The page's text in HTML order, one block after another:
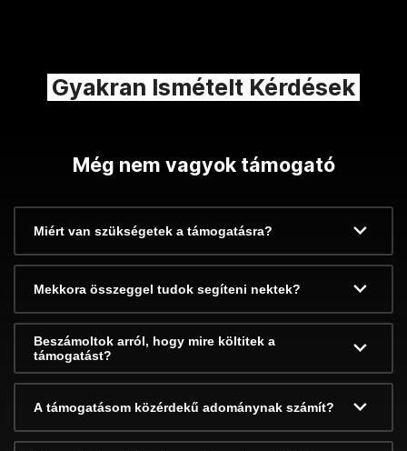
Gyakran Ismételt Kérdések
Még nem vagyok támogató
Miért van szükségetek a támogatásra?
Mekkora összeggel tudok segíteni nektek?
Beszámoltok arról, hogy mire költitek a
támogatást?
A támogatásom közérdekű adománynak számít?